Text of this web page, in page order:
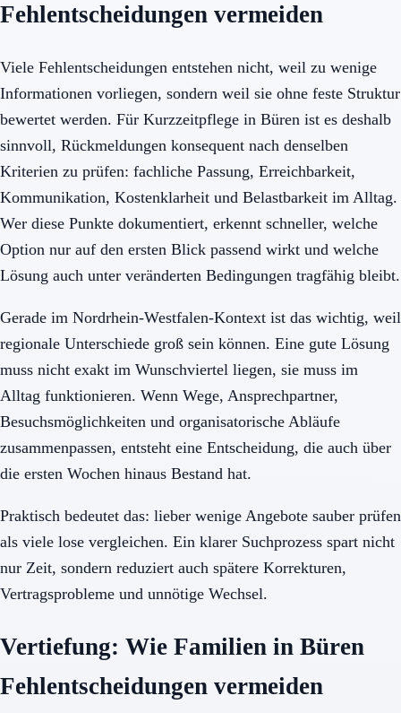
Fehlentscheidungen vermeiden
Viele Fehlentscheidungen entstehen nicht, weil zu wenige
Informationen vorliegen, sondern weil sie ohne feste Struktur
bewertet werden. Für Kurzzeitpflege in Büren ist es deshalb
sinnvoll, Rückmeldungen konsequent nach denselben
Kriterien zu prüfen: fachliche Passung, Erreichbarkeit,
Kommunikation, Kostenklarheit und Belastbarkeit im Alltag.
Wer diese Punkte dokumentiert, erkennt schneller, welche
Option nur auf den ersten Blick passend wirkt und welche
Lösung auch unter veränderten Bedingungen tragfähig bleibt.
Gerade im Nordrhein-Westfalen-Kontext ist das wichtig, weil
regionale Unterschiede groß sein können. Eine gute Lösung
muss nicht exakt im Wunschviertel liegen, sie muss im
Alltag funktionieren. Wenn Wege, Ansprechpartner,
Besuchsmöglichkeiten und organisatorische Abläufe
zusammenpassen, entsteht eine Entscheidung, die auch über
die ersten Wochen hinaus Bestand hat.
Praktisch bedeutet das: lieber wenige Angebote sauber prüfen
als viele lose vergleichen. Ein klarer Suchprozess spart nicht
nur Zeit, sondern reduziert auch spätere Korrekturen,
Vertragsprobleme und unnötige Wechsel.
Vertiefung: Wie Familien in Büren
Fehlentscheidungen vermeiden